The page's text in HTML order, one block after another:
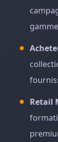
gamme
Retail